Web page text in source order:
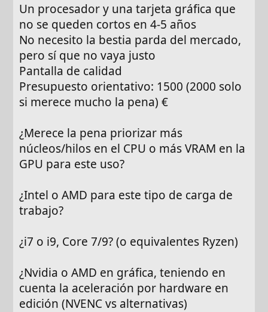
Un procesador y una tarjeta gráfica que
no se queden cortos en 4-5 años
No necesito la bestia parda del mercado,
pero sí que no vaya justo
Pantalla de calidad
Presupuesto orientativo: 1500 (2000 solo
si merece mucho la pena) €
¿Merece la pena priorizar más
núcleos/hilos en el CPU o más VRAM en la
GPU para este uso?
¿Intel o AMD para este tipo de carga de
trabajo?
¿i7 o i9, Core 7/9? (o equivalentes Ryzen)
¿Nvidia o AMD en gráfica, teniendo en
cuenta la aceleración por hardware en
edición (NVENC vs alternativas)